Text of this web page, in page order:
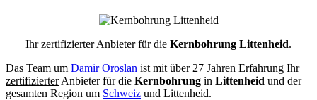
Ihr zertifizierter Anbieter für die Kernbohrung Littenheid.
Das Team um Damir Oroslan ist mit über 27 Jahren Erfahrung Ihr
zertifizierterAnbieter für die Kernbohrung in Littenheid und der
gesamten Region um Schweiz und Littenheid.